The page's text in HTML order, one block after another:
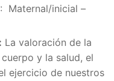
: Maternal/inicial –
La valoración de la
y la salud, el
ejercicio de nuestros